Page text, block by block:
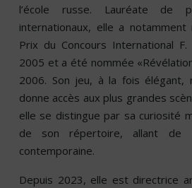
l’école russe. Lauréate de
internationaux, elle a
Prix du Concours International
2005 et a été nommée
2006. Son jeu, à la fois élégant,
donne accès aux plus grandes
elle se distingue par sa curiosité
de son répertoire, allant de
contemporaine.
Depuis 2023, elle est directrice